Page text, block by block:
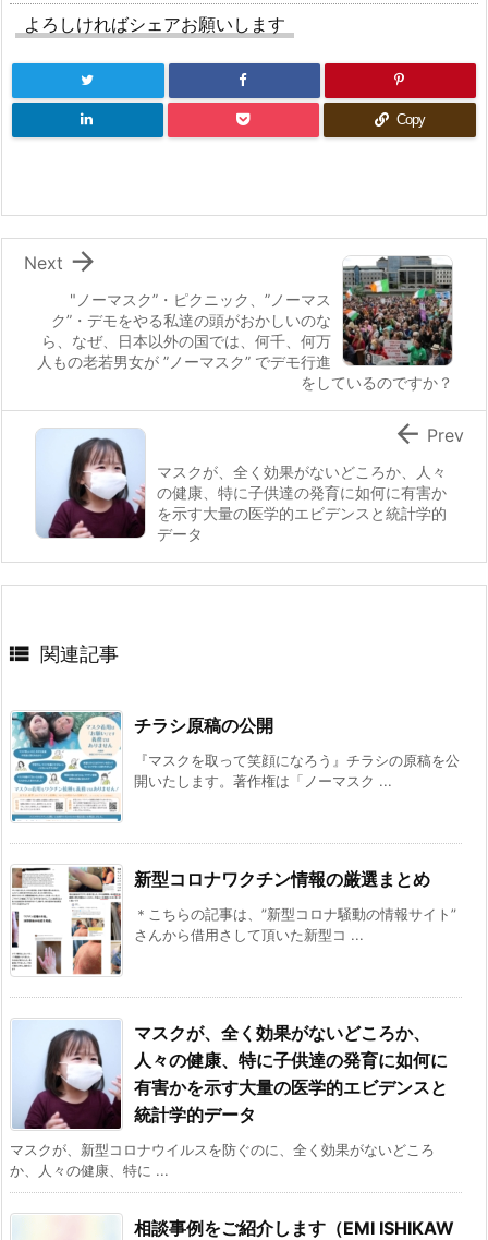
よろしければシェアお願いします
Copy
"ノーマスク”・ピクニック、”ノーマス
ク”・デモをやる私達の頭がおかしいのな
ら、なぜ、日本以外の国では、何千、何万
人もの老若男女が ”ノーマスク” でデモ行進
をしているのですか？

Next
マスクが、全く効果がないどころか、人々
の健康、特に子供達の発育に如何に有害か
を示す大量の医学的エビデンスと統計学的
データ
 Prev
 関連記事
チラシ原稿の公開
『マスクを取って笑顔になろう』チラシの原稿を公
開いたします。著作権は「ノーマスク ...
新型コロナワクチン情報の厳選まとめ
＊こちらの記事は、”新型コロナ騒動の情報サイト”
さんから借用さして頂いた新型コ ...
マスクが、全く効果がないどころか、
人々の健康、特に子供達の発育に如何に
有害かを示す大量の医学的エビデンスと
統計学的データ
マスクが、新型コロナウイルスを防ぐのに、全く効果がないどころ
か、人々の健康、特に ...
相談事例をご紹介します（EMI ISHIKAW